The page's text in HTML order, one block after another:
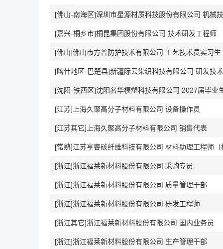
[佛山-南海区]深圳市星源材质科技股份有限公司 机械
[嘉兴-桐乡市]桐昆集团股份有限公司 技术研发工程师
[佛山]佛山市方普防护技术有限公司 工艺技术员实习生
[喀什地区-巴楚县]新疆际云染织科技有限公司 研发技
[沈阳-铁西区]沈阳名华模塑科技有限公司 2027届毕业
[江苏]上海久聚高分子材料有限公司 设备操作员
[江苏其它]上海久聚高分子材料有限公司 销售代表
[常熟]江苏亨睿碳纤维科技有限公司 材料助理工程师（
[浙江]浙江福莱新材料股份有限公司 采购专员
[浙江]浙江福莱新材料股份有限公司 质量管理干部
[浙江]浙江福莱新材料股份有限公司 研发工程师
[浙江其它]浙江福莱新材料股份有限公司 国内业务员
[浙江]浙江福莱新材料股份有限公司 生产管理干部